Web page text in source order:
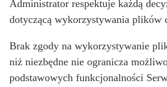
Administrator respektuje każdą
dotyczącą wykorzystywania plików
Brak zgody na wykorzystywanie
niż niezbędne nie ogranicza
podstawowych funkcjonalności